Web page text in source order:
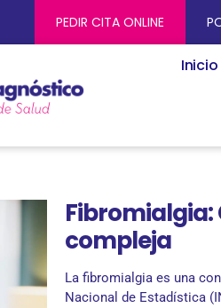
PEDIR CITA ONLINE
Inicio
compleja
La fibromialgia es una
Nacional de Estadística